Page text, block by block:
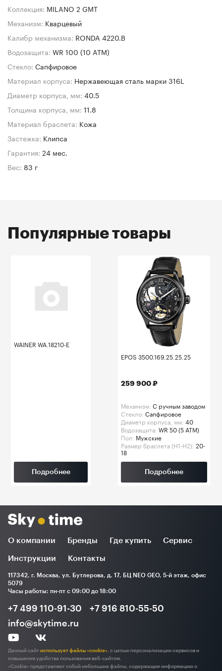
Коллекция: MILANO 2 GMT
Механизм: Кварцевый
Калибр механизма: RONDA 4220.B
Водозащита: WR 100 (10 ATM)
Стекло: Сапфировое
Материал корпуса: Нержавеющая сталь марки 316L
Диаметр корпуса, мм: 40.5
Толщина корпуса, мм: 11.8
Материал браслета: Кожа
Застежка: Клипса
Гарантия: 24 мес.
Вес: 83 г
Популярные товары
WAINER WA.18210-E
Подробнее
EPOS 3500.169.25.25.25
259 900 ₽
Механизм: C ручным заводом
Стекло: Сапфировое
Диаметр корпуса, мм: 40
Водозащита: WR 50 (5 ATM)
Пол: Мужские
Размер браслета (H1-H2): 20-
18
Подробнее
О компании Бренды Где купить Сервис
Инструкции Контакты
117342, г. Москва, ул. Бутлерова, д. 17, БЦ NEO GEO, 5-й этаж, офис
5079
Часы работы: пн-пт с 09:00 до 18:00
+7 499 110-91-30
+7 916 810-55-50
info@skytime.ru
Данный сайт использует файлы «cookie», с целью персонализации сервисов и
повышения удобства пользования веб-сайтом.
«Cookie» представляют собой небольшие файлы, содержащие информацию о